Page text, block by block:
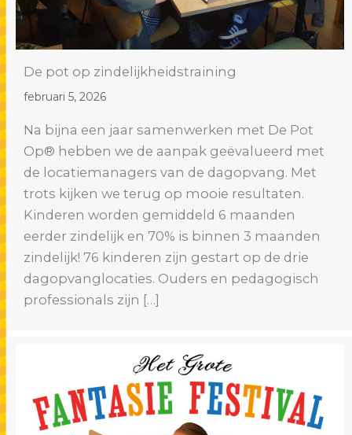
De pot op zindelijkheidstraining
februari 5, 2026
Na bijna een jaar samenwerken met De Pot
Op®️ hebben we de aanpak geëvalueerd met
de locatiemanagers van de dagopvang. Met
trots kijken we terug op mooie resultaten.
Kinderen worden gemiddeld 6 maanden
eerder zindelijk en 70% is binnen 3 maanden
zindelijk! 76 kinderen zijn gestart op de drie
dagopvanglocaties. Ouders en pedagogisch
professionals zijn […]